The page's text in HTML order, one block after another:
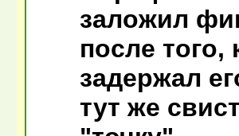
заложил
после того,
задержал
тут же